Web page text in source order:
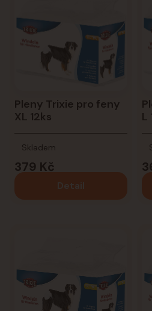
Pleny Trixie pro feny
XL 12ks
379 Kč
Skladem
Detail
L